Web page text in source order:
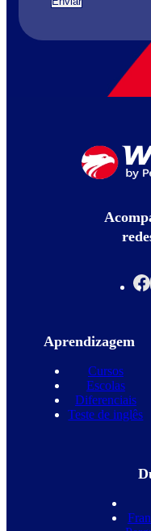
Aprendizagem
Cursos
Escolas
Diferenciais
Teste de inglês